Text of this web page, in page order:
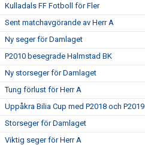
Kulladals FF Fotboll för Fler
Sent matchavgörande av Herr A
Ny seger för Damlaget
P2010 besegrade Halmstad BK
Ny storseger för Damlaget
Tung förlust för Herr A
Uppåkra Bilia Cup med P2018 och P2019
Storseger för Damlaget
Viktig seger för Herr A